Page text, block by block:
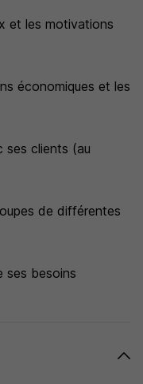
et les motivations
économiques et les
ses clients (au
de différentes
ses besoins